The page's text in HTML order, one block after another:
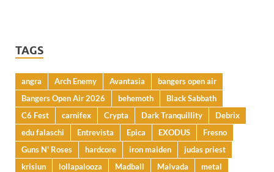
TAGS
angra Arch Enemy Avantasia
bangers open air
Bangers Open Air 2026
behemoth
Black Sabbath
C6 Fest
carnifex Crypta Dark Tranquillity
Debrix
edu falaschi
Entrevista Epica EXODUS
Fresno
Guns N' Roses
hardcore iron maiden
judas priest
krisiun
lollapalooza Madball Malvada
metal